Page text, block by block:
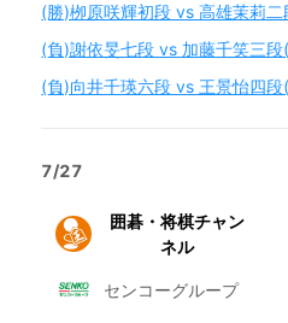
(勝)栁原咲輝初段 vs 高雄茉莉二
(負)謝依旻七段 vs 加藤千笑三段
(負)向井千瑛六段 vs 王景怡四段
7/27
囲碁・将棋チャン
ネル
センコーグループ